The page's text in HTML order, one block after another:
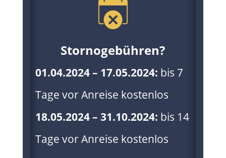
Stornogebühren?
01.04.2024 – 17.05.2024: bis 7
Tage vor Anreise kostenlos
18.05.2024 – 31.10.2024: bis 14
Tage vor Anreise kostenlos